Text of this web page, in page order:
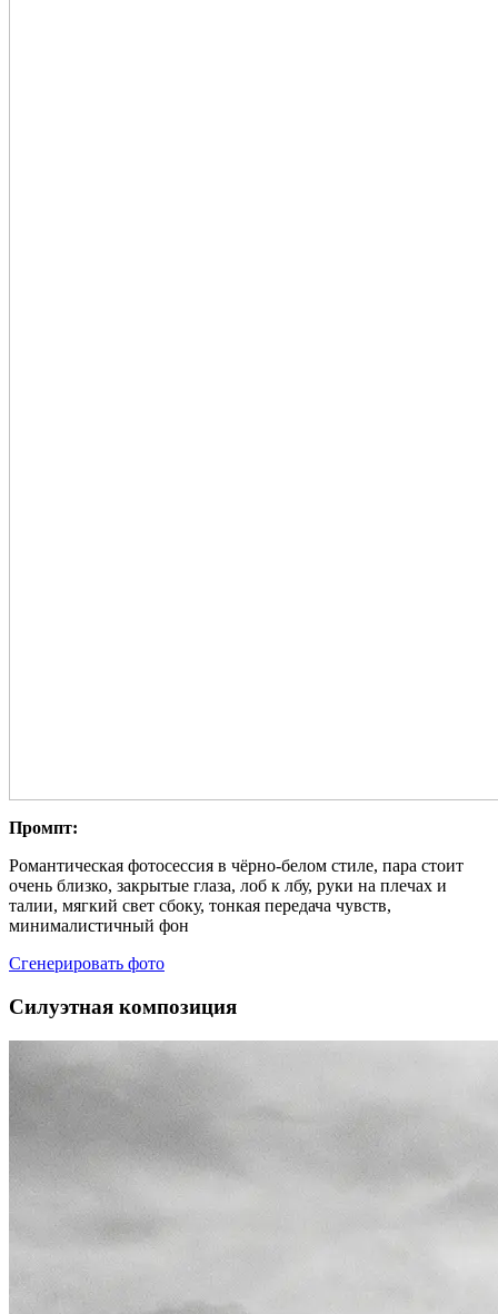
Промпт:
Романтическая фотосессия в чёрно-белом стиле, пара стоит
очень близко, закрытые глаза, лоб к лбу, руки на плечах и
талии, мягкий свет сбоку, тонкая передача чувств,
минималистичный фон
Сгенерировать фото
Силуэтная композиция